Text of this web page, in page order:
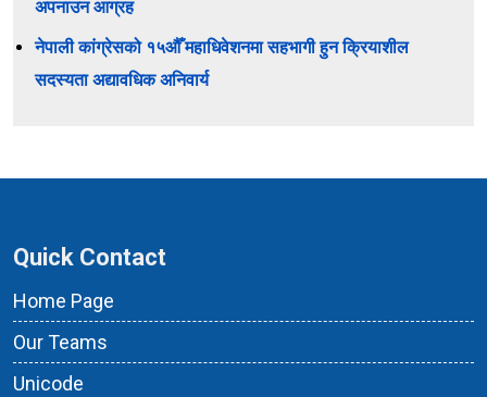
अपनाउन आग्रह
नेपाली कांग्रेसको १५औँ महाधिवेशनमा सहभागी हुन क्रियाशील
सदस्यता अद्यावधिक अनिवार्य
Quick Contact
Home Page
Our Teams
Unicode